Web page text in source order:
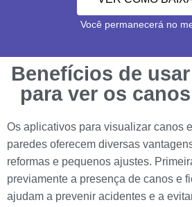
Você permanecerá no
Benefícios de
para ver os
Os aplicativos para visualizar canos
paredes oferecem diversas
reformas e pequenos ajustes.
previamente a presença de canos e
ajudam a prevenir acidentes e a